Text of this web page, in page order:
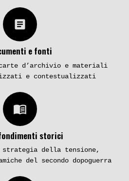
article
e fonti
d’archivio e materiali
e contestualizzati
menu_book
storici
strategia della tensione,
del secondo dopoguerra